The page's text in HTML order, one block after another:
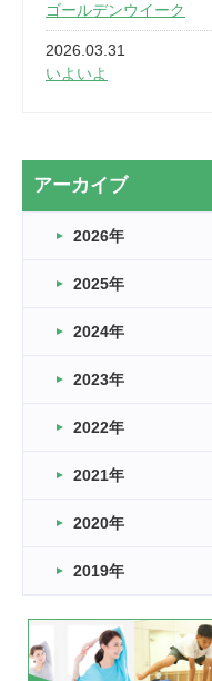
ゴールデンウイーク
2026.03.31
いよいよ
2026.03.20
なぎなた
2026.03.16
車いすバスケとRくんの
卒業・卒園の季節★
2026.03.11
緑ケ丘体育館
2022.11.03
緑ケ丘体育館
いたっぼーる大会☆彡
緑ケ丘体育館
アーカイブ
2026年
2025年
2024年
2023年
2022年
2021年
2020年
2019年